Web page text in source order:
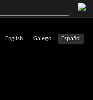
Español
Galego
English